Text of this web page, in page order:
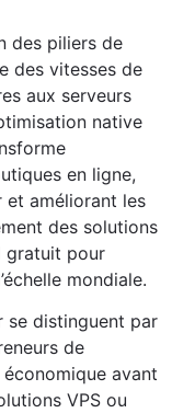
des piliers de
des vitesses de
aux serveurs
native
en ligne,
et améliorant les
des solutions
gratuit pour
mondiale.
se distinguent par
de
avant
VPS ou